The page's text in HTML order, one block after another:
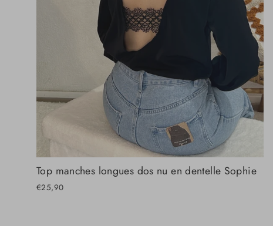
Top manches longues dos nu en dentelle Sophie
€25,90